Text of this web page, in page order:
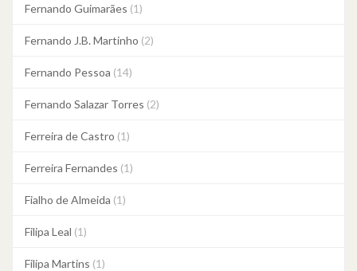
Fernando Guimarães (1)
Fernando J.B. Martinho (2)
Fernando Pessoa (14)
Fernando Salazar Torres (2)
Ferreira de Castro (1)
Ferreira Fernandes (1)
Fialho de Almeida (1)
Filipa Leal (1)
Filipa Martins (1)